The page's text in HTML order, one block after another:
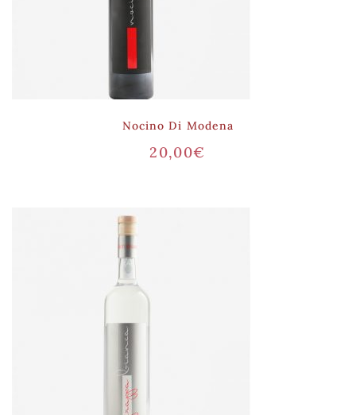
Nocino Di Modena
20,00€